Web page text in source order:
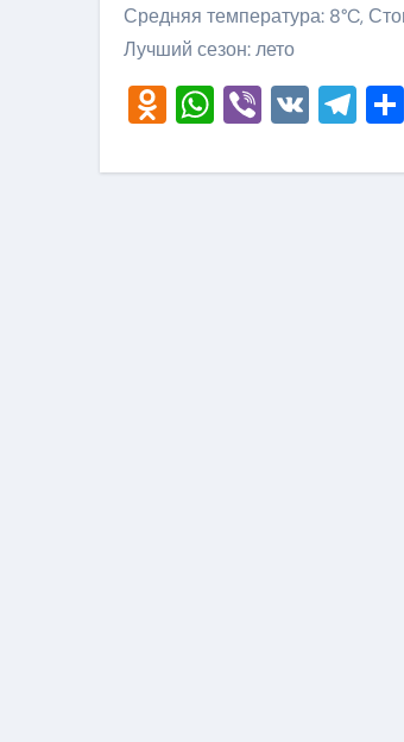
Средняя температура: 8°C,
Лучший сезон: лето
Odnoklassniki
WhatsApp
Viber
VK